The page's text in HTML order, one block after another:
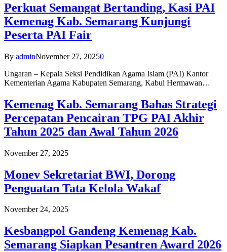
Perkuat Semangat Bertanding, Kasi PAI
Kemenag Kab. Semarang Kunjungi
Peserta PAI Fair
By adminNovember 27, 20250
Ungaran – Kepala Seksi Pendidikan Agama Islam (PAI) Kantor
Kementerian Agama Kabupaten Semarang, Kabul Hermawan…
Kemenag Kab. Semarang Bahas Strategi
Percepatan Pencairan TPG PAI Akhir
Tahun 2025 dan Awal Tahun 2026
November 27, 2025
Monev Sekretariat BWI, Dorong
Penguatan Tata Kelola Wakaf
November 24, 2025
Kesbangpol Gandeng Kemenag Kab.
Semarang Siapkan Pesantren Award 2026